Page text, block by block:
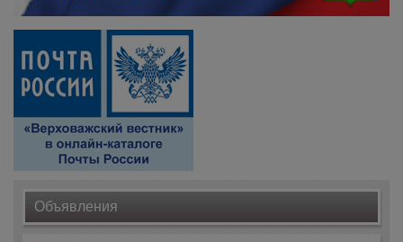
Объявления